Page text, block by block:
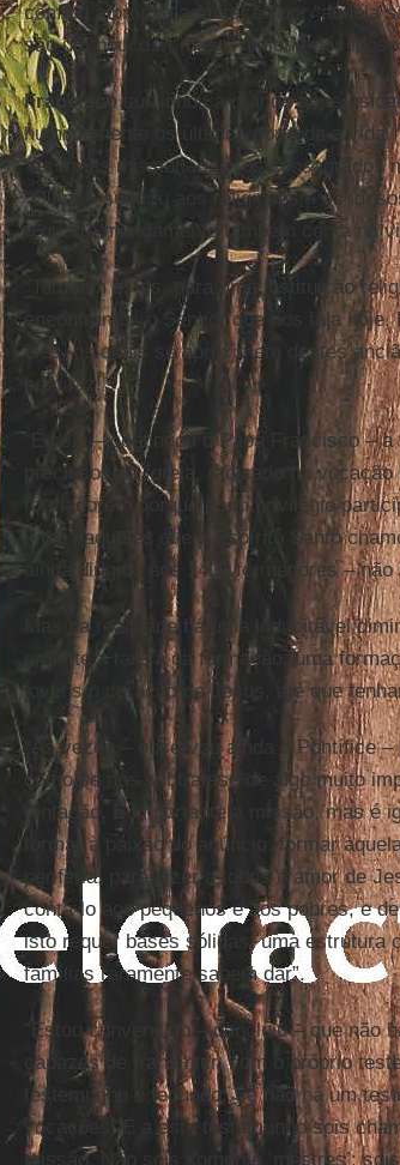
confiou a própria admiração por “aquela
são um pouco..., mas a maioria dos
Franciscosublinhou a grande
humildemente os últimos por toda a
“as Irmãs missionárias, os consagrados
“Olhar – sugeriu aos religiosos – os
o quarto mandamento também conta na
“Também estes, para uma instituição
encontramos o Senhor que nos fala
eles, os quais se aproximem destes
bem faz!”.
“É bela – continuou o Papa Francisco –
preciosos da Igreja, radicado na
formadores, porque é um privilégio
Filho naqueles que o Espírito Santo
ainda dirigido aos 1400 formadores –
Mas na realidade há uma indubitável
urgente a tarefa da formação, uma
jovens o coração de Jesus, até que
“Às vezes – observou ainda o Pontífice
como se nos subtraísse de algo muito
tentação. É importante a missão, mas é
formar à paixão do anúncio, formar
periferia, para dizer a todos o amor de
contá-lo aos pequenos e aos pobres, e
isto requer bases sólidas, uma estrutura
famílias raramente sabem dar”.
“Estou convencido – concluiu – que
capazes de transmitir, com o próprio
testemunho é fecundo. Se não há um
vocações. E a este testemunho sois
missão. Não sois somente ‘mestres’;